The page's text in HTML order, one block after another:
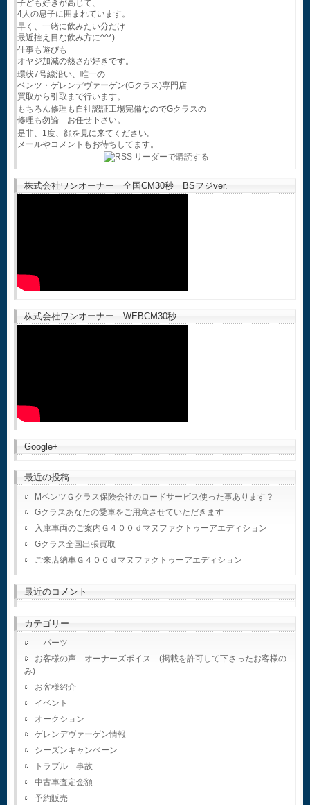
子ども好きが高じて、
4人の息子に囲まれています。
早く、一緒に飲みたい分だけ
最近控え目な飲み方に^^*)
仕事も遊びも
オヤジ加減の熱さが好きです。
環状7号線沿い、唯一の
ベンツ・ゲレンデヴァーゲン(Gクラス)専門店
買取から引取まで行います。
もちろん修理も自社認証工場完備なのでGクラスの
修理も勿論 お任せ下さい。
是非、1度、顔を見に来てください。
メールやコメントもお待ちしてます。
株式会社ワンオーナー 全国CM30秒 BSフジver.
株式会社ワンオーナー WEBCM30秒
Google+
最近の投稿
MベンツＧクラス保険会社のロードサービス使った事あります？
Gクラスあなたの愛車をご用意させていただきます
入庫車両のご案内Ｇ４００ｄマヌファクトゥーアエディション
Gクラス全国出張買取
ご来店納車Ｇ４００ｄマヌファクトゥーアエディション
最近のコメント
カテゴリー
パーツ
お客様の声 オーナーズボイス (掲載を許可して下さったお客様の
み)
お客様紹介
イベント
オークション
ゲレンデヴァーゲン情報
シーズンキャンペーン
トラブル 事故
中古車査定金額
予約販売